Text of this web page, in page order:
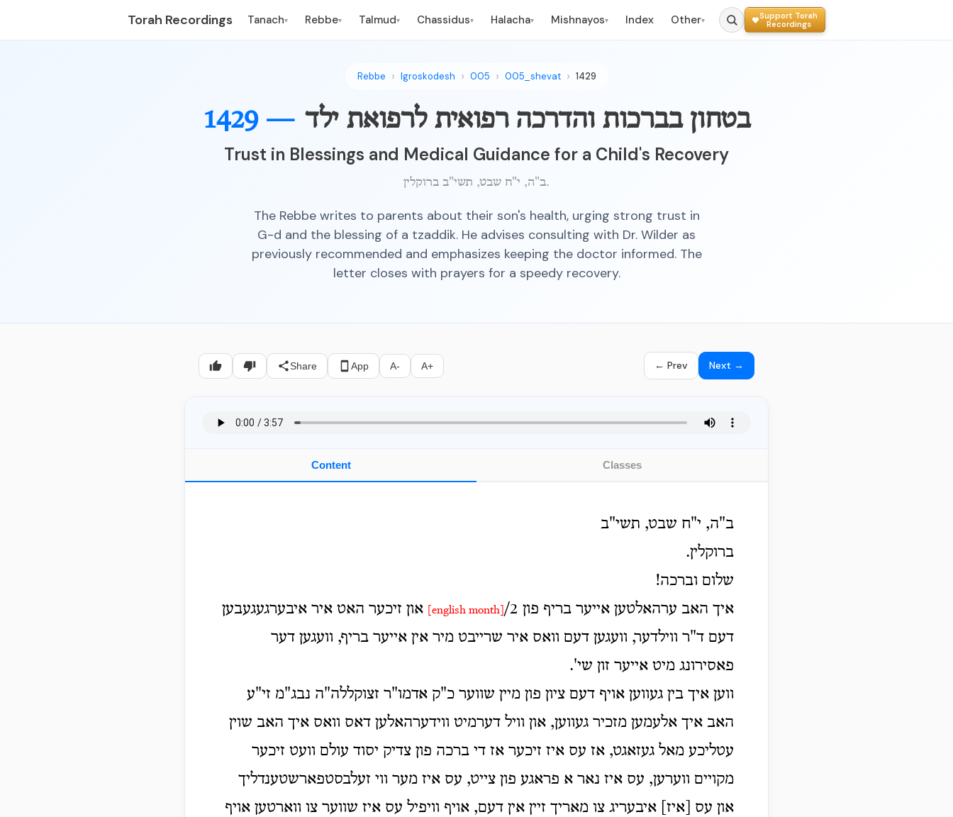
Torah Recordings Tanach▾ Rebbe▾ Talmud▾ Chassidus▾ Halacha▾ Mishnayos▾ Index Other▾
Support Torah
Recordings
Rebbe Igroskodesh 005 005_shevat 1429
1429 — בטחון בברכות והדרכה רפואית לרפואת ילד
Trust in Blessings and Medical Guidance for a Child's Recovery
ב"ה, י"ח שבט, תשי"ב ברוקלין.
The Rebbe writes to parents about their son's health, urging strong trust in
G-d and the blessing of a tzaddik. He advises consulting with Dr. Wilder as
previously recommended and emphasizes keeping the doctor informed. The
letter closes with prayers for a speedy recovery.
Share App A- A+ ← Prev Next →
Content Classes
ב"ה, י"ח שבט, תשי"ב
ברוקלין.
שלום וברכה!
איך האב ערהאלטען אייער בריף פון 2/
און זיכער האט איר איבערגעגעבען
דעם ד"ר ווילדער, וועגען דעם וואס איר שרייבט מיר אין אייער בריף, וועגען דער
פאסירונג מיט אייער זון שי'.
ווען איך בין געווען אויף דעם ציון פון מיין שווער כ"ק אדמו"ר זצוקללה"ה נבג"מ זי"ע
האב איך אלעמען מזכיר געווען, און וויל דערמיט ווידערהאלען דאס וואס איך האב שוין
עטליכע מאל געזאגט, אז עס איז זיכער אז די ברכה פון צדיק יסוד עולם וועט זיכער
מקויים ווערען, עס איז נאר א פראגע פון צייט, עס איז מער ווי זעלבסטפארשטענדליך
און עס [איז] איבעריג צו מאריך זיין אין דעם, אויף וויפיל עס איז שווער צו ווארטען אויף